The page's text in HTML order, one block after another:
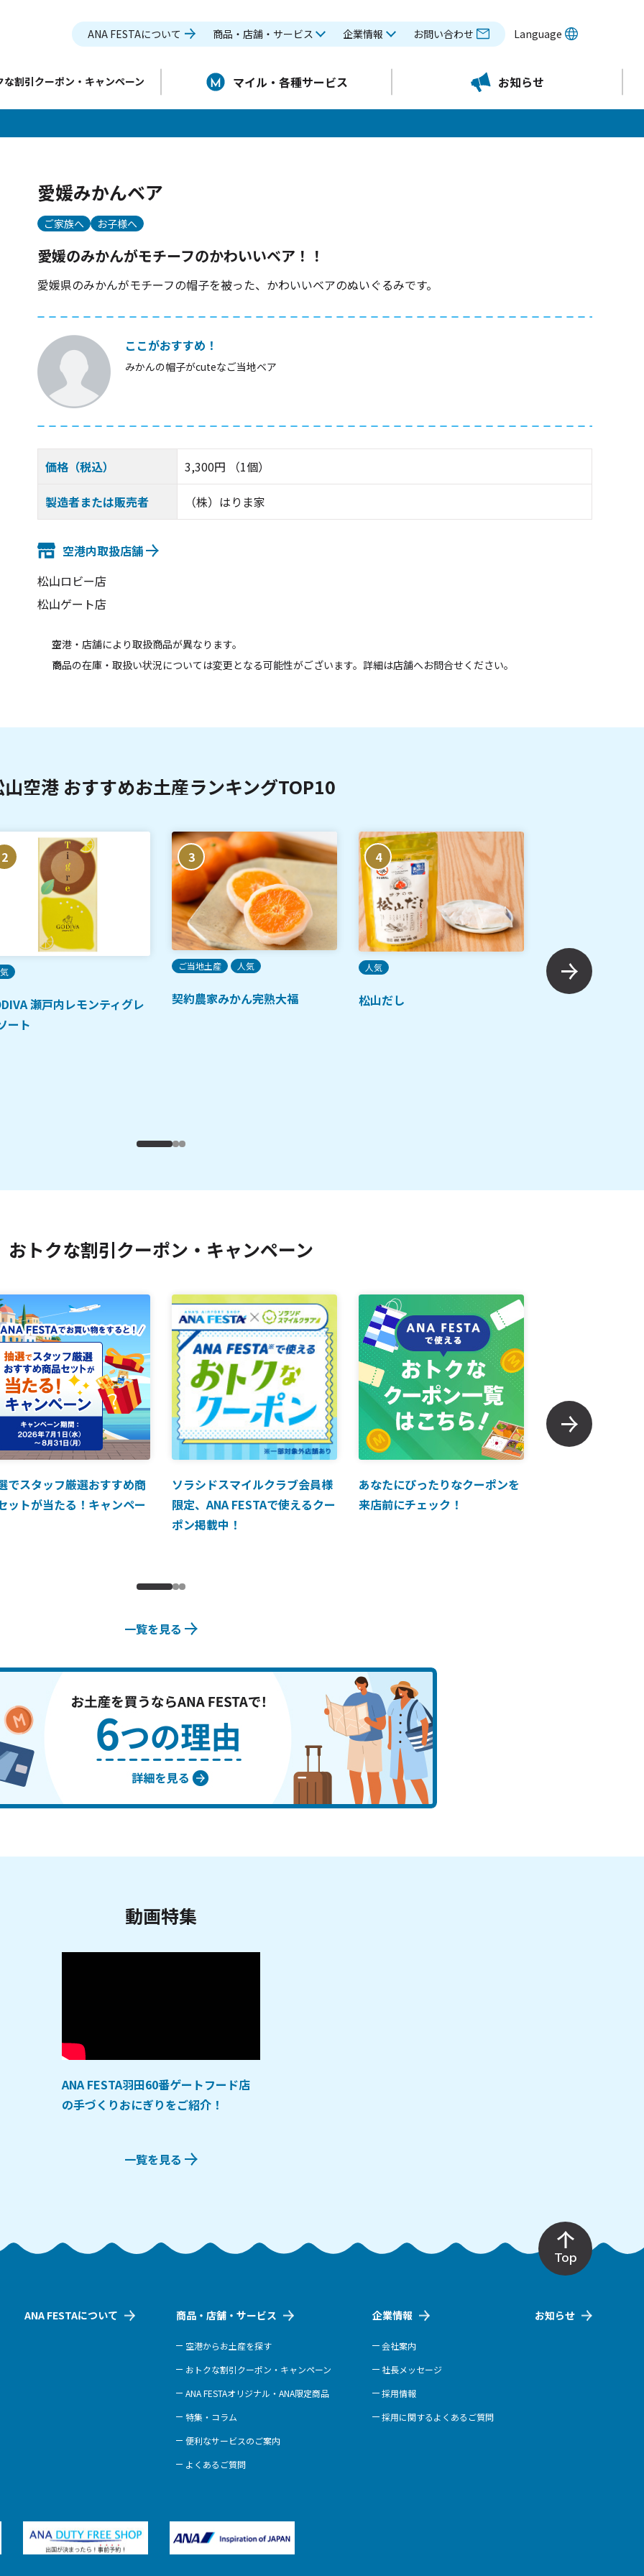
ANA FESTAについて 商品・店舗・サービス 企業情報 お問い合わせ Language
な割引クーポン・キャンペーン マイル・各種サービス お知らせ
愛媛みかんベア
ご家族へ お子様へ
愛媛のみかんがモチーフのかわいいベア！！
愛媛県のみかんがモチーフの帽子を被った、かわいいベアのぬいぐるみです。
ここがおすすめ！
みかんの帽子がcuteなご当地ベア
価格（税込） 3,300円 （1個）
製造者または販売者 （株）はりま家
空港内取扱店舗
松山ロビー店
松山ゲート店
空港・店舗により取扱商品が異なります。
商品の在庫・取扱い状況については変更となる可能性がございます。詳細は店舗へお問合せください。
空港 おすすめお土産ランキングTOP10
2
瀬戸内レモンティグレ
ート
3
ご当地土産 人気
契約農家みかん完熟大福
4
人気
松山だし
ご当地土産
炊き込みごはんの
おトクな割引クーポン・キャンペーン
でスタッフ厳選おすすめ商
ットが当たる！キャンペー
ソラシドスマイルクラブ会員様
限定、ANA FESTAで使えるクー
ポン掲載中！
あなたにぴったりなクーポンを
来店前にチェック！
一覧を見る
動画特集
ANA FESTA羽田60番ゲートフード店
の手づくりおにぎりをご紹介！
一覧を見る
Top
ANA FESTAについて 商品・店舗・サービス
空港からお土産を探す
おトクな割引クーポン・キャンペーン
ANA FESTAオリジナル・ANA限定商品
特集・コラム
便利なサービスのご案内
よくあるご質問
企業情報
会社案内
社長メッセージ
採用情報
採用に関するよくあるご質問
お知らせ